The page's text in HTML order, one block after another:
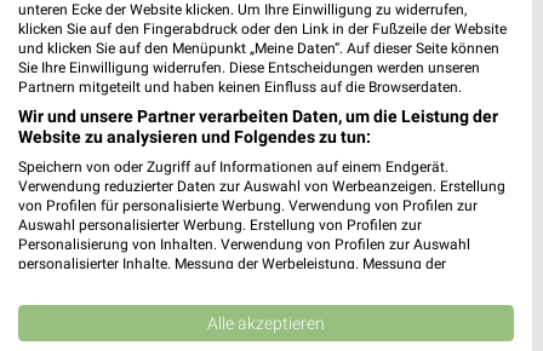
MEHR PROSPEKTE
weekli - Prospekte & Angebote App
kostenlosen weekli App für iOS & Android.
unteren Ecke der Website klicken. Um Ihre Einwilligung zu widerrufen,
klicken Sie auf den Fingerabdruck oder den Link in der Fußzeile der Website
und klicken Sie auf den Menüpunkt „Meine Daten“. Auf dieser Seite können
Sie Ihre Einwilligung widerrufen. Diese Entscheidungen werden unseren
Partnern mitgeteilt und haben keinen Einfluss auf die Browserdaten.
Wir und unsere Partner verarbeiten Daten, um die Leistung der
Website zu analysieren und Folgendes zu tun:
Speichern von oder Zugriff auf Informationen auf einem Endgerät.
Verwendung reduzierter Daten zur Auswahl von Werbeanzeigen. Erstellung
von Profilen für personalisierte Werbung. Verwendung von Profilen zur
Auswahl personalisierter Werbung. Erstellung von Profilen zur
Personalisierung von Inhalten. Verwendung von Profilen zur Auswahl
personalisierter Inhalte. Messung der Werbeleistung. Messung der
Kombinationen von Daten aus verschiedenen Quellen. Entwicklung und
Verbesserung der Angebote. Verwendung reduzierter Daten zur Auswahl
von Inhalten.
Alle akzeptieren